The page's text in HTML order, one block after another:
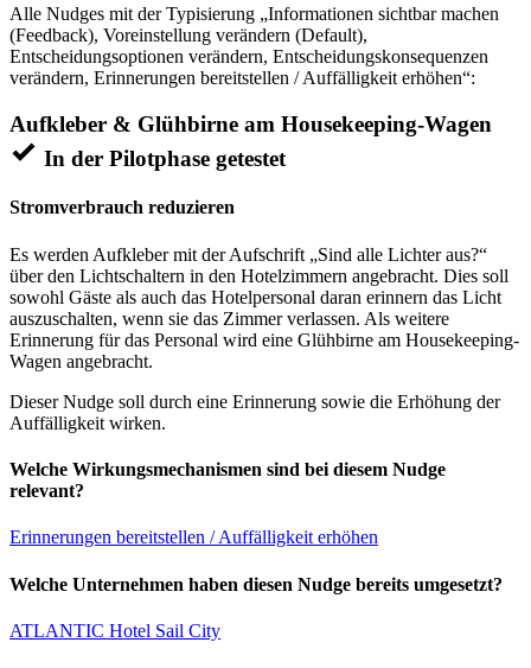
Alle Nudges mit der Typisierung „Informationen sichtbar machen
(Feedback), Voreinstellung verändern (Default),
Entscheidungsoptionen verändern, Entscheidungskonsequenzen
verändern, Erinnerungen bereitstellen / Auffälligkeit erhöhen“:
Aufkleber & Glühbirne am Housekeeping-Wagen
In der Pilotphase getestet
Stromverbrauch reduzieren
Es werden Aufkleber mit der Aufschrift „Sind alle Lichter aus?“
über den Lichtschaltern in den Hotelzimmern angebracht. Dies soll
sowohl Gäste als auch das Hotelpersonal daran erinnern das Licht
auszuschalten, wenn sie das Zimmer verlassen. Als weitere
Erinnerung für das Personal wird eine Glühbirne am Housekeeping-
Wagen angebracht.
Dieser Nudge soll durch eine Erinnerung sowie die Erhöhung der
Auffälligkeit wirken.
Welche Wirkungsmechanismen sind bei diesem Nudge
relevant?
Erinnerungen bereitstellen / Auffälligkeit erhöhen
Welche Unternehmen haben diesen Nudge bereits umgesetzt?
ATLANTIC Hotel Sail City